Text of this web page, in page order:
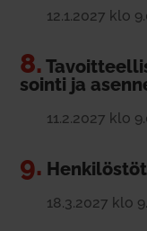
12.1.2027 klo
8.
sointi ja
11.2.2027 klo
9.
18.3.2027 klo